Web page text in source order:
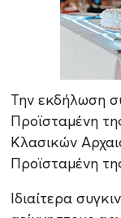
Την εκδήλωση
Προϊσταμένη
Κλασικών
Προϊσταμένη
Ιδιαίτερα